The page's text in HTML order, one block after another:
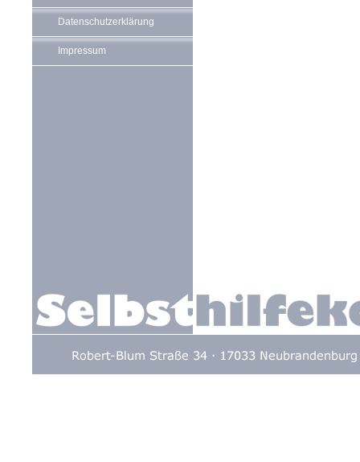
Datenschutzerklärung
Impressum